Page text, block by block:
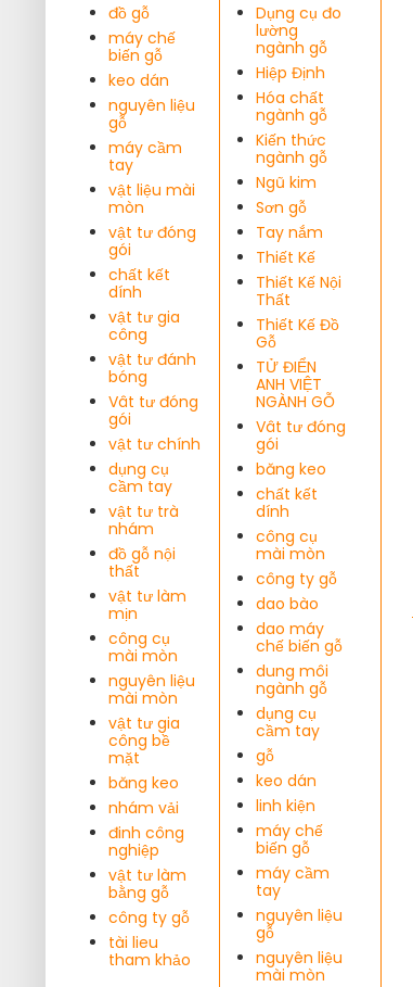
đồ gỗ
máy chế
biến gỗ
keo dán
nguyên liệu
gỗ
máy cầm
tay
vật liệu mài
mòn
vật tư đóng
gói
chất kết
dính
vật tư gia
công
vật tư đánh
bóng
Vât tư đóng
gói
vật tư chính
dụng cụ
cầm tay
vật tư trà
nhám
đồ gỗ nội
thất
vật tư làm
mịn
công cụ
mài mòn
nguyên liệu
mài mòn
vật tư gia
công bề
mặt
băng keo
nhám vải
đinh công
nghiệp
vật tư làm
bằng gỗ
công ty gỗ
tài lieu
tham khảo
Dụng cụ đo
lường
ngành gỗ
Hiệp Định
Hóa chất
ngành gỗ
Kiến thức
ngành gỗ
Ngũ kim
Sơn gỗ
Tay nắm
Thiết Kế
Thiết Kế Nội
Thất
Thiết Kế Đồ
Gỗ
TỬ ĐIỂN
ANH VIỆT
NGÀNH GỖ
Vât tư đóng
gói
băng keo
chất kết
dính
công cụ
mài mòn
công ty gỗ
dao bào
dao máy
chế biến gỗ
dung môi
ngành gỗ
dụng cụ
cầm tay
gỗ
keo dán
linh kiện
máy chế
biến gỗ
máy cầm
tay
nguyên liệu
gỗ
nguyên liệu
mài mòn